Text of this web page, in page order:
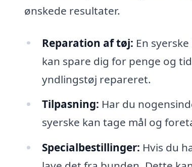
ønskede resultater.
Reparation af tøj: En
kan spare dig for penge og
yndlingstøj repareret.
Tilpasning: Har du
syerske kan tage mål og
Specialbestillinger: Hvis du